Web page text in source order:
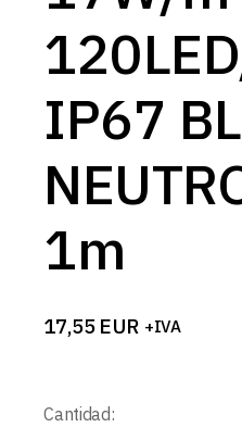
IP67
1m
17,55 EUR +IVA
Cantidad: